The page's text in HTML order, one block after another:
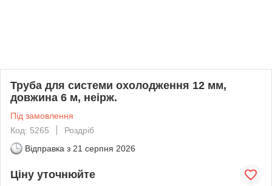
Труба для системи охолодження 12 мм,
довжина 6 м, неірж.
Під замовлення
Код: 5265
Роздріб
Відправка з 21 серпня 2026
Ціну уточнюйте